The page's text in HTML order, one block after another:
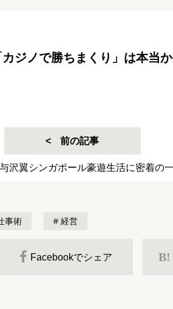
ジノで勝ちまくり」は本当か
前の記事
沢翼シンガポール豪遊生活に密着の
事術 経営
Facebookでシェア B!